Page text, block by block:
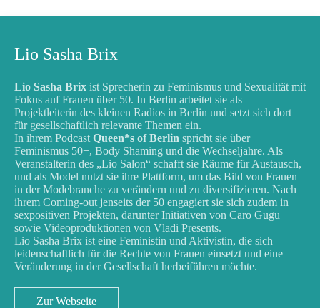
Lio Sasha Brix
Lio Sasha Brix ist Sprecherin zu Feminismus und Sexualität mit
Fokus auf Frauen über 50. In Berlin arbeitet sie als
Projektleiterin des kleinen Radios in Berlin und setzt sich dort
für gesellschaftlich relevante Themen ein.
In ihrem Podcast Queen*s of Berlin spricht sie über
Feminismus 50+, Body Shaming und die Wechseljahre. Als
Veranstalterin des „Lio Salon“ schafft sie Räume für Austausch,
und als Model nutzt sie ihre Plattform, um das Bild von Frauen
in der Modebranche zu verändern und zu diversifizieren. Nach
ihrem Coming-out jenseits der 50 engagiert sie sich zudem in
sexpositiven Projekten, darunter Initiativen von Caro Gugu
sowie Videoproduktionen von Vladi Presents.
Lio Sasha Brix ist eine Feministin und Aktivistin, die sich
leidenschaftlich für die Rechte von Frauen einsetzt und eine
Veränderung in der Gesellschaft herbeiführen möchte.
Zur Webseite